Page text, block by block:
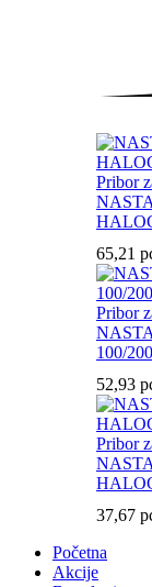
Pribor
65,21
Pribor
100/
52,93
Pribor
37,67
Početna
Akcije